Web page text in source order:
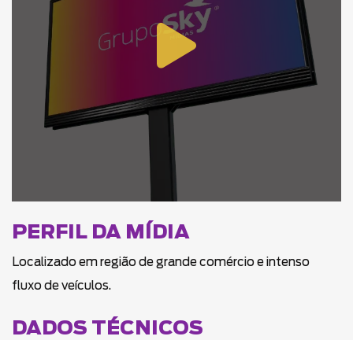
PERFIL DA MÍDIA
Localizado em região de grande comércio e intenso
fluxo de veículos.
DADOS TÉCNICOS